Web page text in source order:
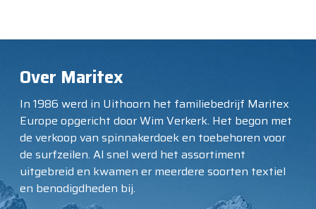
Over Maritex
In 1986 werd in Uithoorn het familiebedrijf Maritex
Europe opgericht door Wim Verkerk. Het begon met
de verkoop van spinnakerdoek en toebehoren voor
de surfzeilen. Al snel werd het assortiment
uitgebreid en kwamen er meerdere soorten textiel
en benodigdheden bij.